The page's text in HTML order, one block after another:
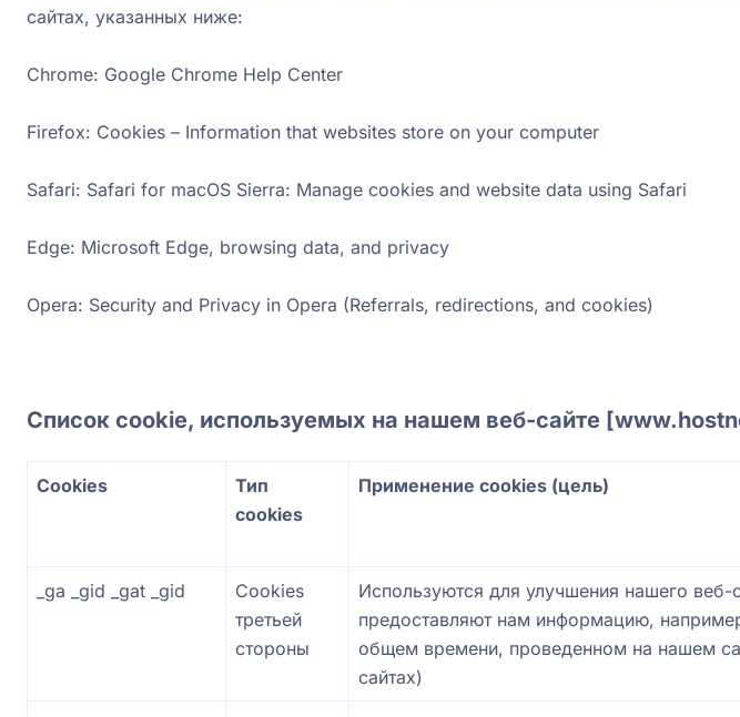
сайтах, указанных ниже:
Chrome: Google Chrome Help Center
Firefox: Cookies – Information that websites store on your computer
Safari: Safari for macOS Sierra: Manage cookies and website data using Safari
Edge: Microsoft Edge, browsing data, and privacy
Opera: Security and Privacy in Opera (Referrals, redirections, and cookies)
Список cookie, используемых на нашем веб-сайте [
Cookies
Тип
cookies
Применение cookies (цель)
_ga _gid _gat _gid
Cookies
третьей
стороны
Используются для улучшения нашего веб-
предоставляют нам информацию,
общем времени, проведенном на нашем
сайтах)